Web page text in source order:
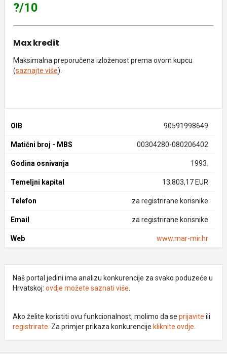
?/10
Max kredit
Maksimalna preporučena izloženost prema ovom kupcu
(saznajte više).
OIB 90591998649
Matični broj - MBS 00304280-080206402
Godina osnivanja 1993.
Temeljni kapital 13.803,17 EUR
Telefon za registrirane korisnike
Email za registrirane korisnike
Web www.mar-mir.hr
Naš portal jedini ima analizu konkurencije za svako poduzeće u
Hrvatskoj: ovdje možete saznati više
Ako želite koristiti ovu funkcionalnost, molimo da se prijavite ili
registrirate . Za primjer prikaza konkurencije kliknite ovdje